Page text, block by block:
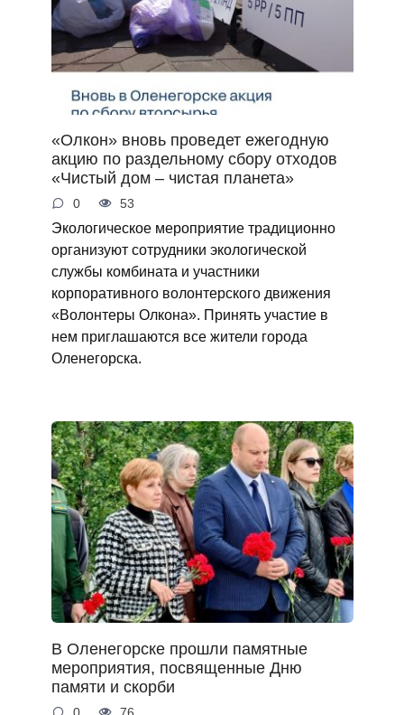
«Олкон» вновь проведет ежегодную
акцию по раздельному сбору отходов
«Чистый дом – чистая планета»
0 53
Экологическое мероприятие традиционно
организуют сотрудники экологической
службы комбината и участники
корпоративного волонтерского движения
«Волонтеры Олкона». Принять участие в
нем приглашаются все жители города
Оленегорска.
В Оленегорске прошли памятные
мероприятия, посвященные Дню
памяти и скорби
0 76